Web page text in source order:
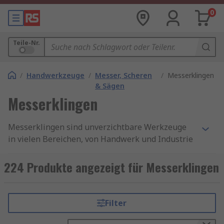
0
Teile-Nr.
/ Handwerkzeuge / Messer, Scheren
& Sägen
/ Messerklingen
Messerklingen
Messerklingen sind unverzichtbare Werkzeuge
in vielen Bereichen, von Handwerk und Industrie
zeichnen sich durch ihre Langlebigkeit, Präzision
und Vielseitigkeit aus. Es gibt verschiedene Arten
Anwendungen geeignet sind. Abbrechklingen
und Ersatzklingen sind zwei der beliebtesten
224 Produkte angezeigt für Messerklingen
Filter